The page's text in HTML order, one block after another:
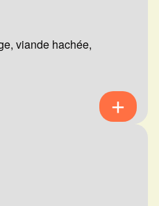
viande hachée,